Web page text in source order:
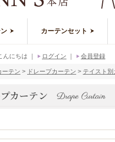
カーテンセット
んにちは ログイン 会員登録
ーテン ドレープカーテン テイスト別